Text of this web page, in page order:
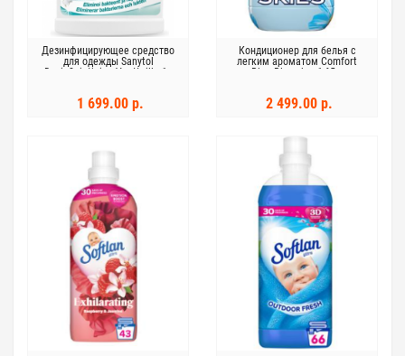
Дезинфицирующее средство
для одежды Sanytol
Desinfiointiaine Vaatteille 1л
1 699.00 р.
Кондиционер для белья с
легким ароматом Comfort
Blue Blue skys 1,65 л
2 499.00 р.